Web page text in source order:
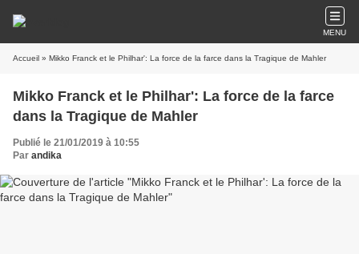
MENU
Accueil » Mikko Franck et le Philhar': La force de la farce dans la Tragique de Mahler
Mikko Franck et le Philhar': La force de la farce
dans la Tragique de Mahler
Publié le 21/01/2019 à 10:55
Par andika